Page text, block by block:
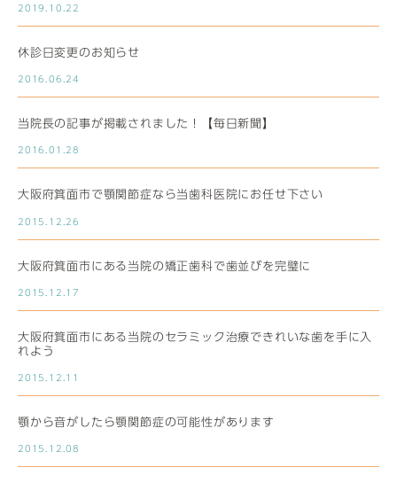
2019.10.22
休診日変更のお知らせ
2016.06.24
当院長の記事が掲載されました！【毎日新聞】
2016.01.28
大阪府箕面市で顎関節症なら当歯科医院にお任せ下さい
2015.12.26
大阪府箕面市にある当院の矯正歯科で歯並びを完璧に
2015.12.17
大阪府箕面市にある当院のセラミック治療できれいな歯を手に入
れよう
2015.12.11
顎から音がしたら顎関節症の可能性があります
2015.12.08